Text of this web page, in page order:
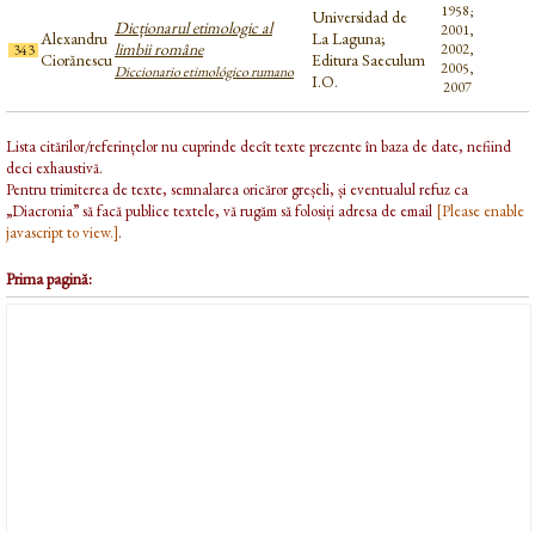
343
Alexandru
Ciorănescu
Dicționarul etimologic al
limbii române
Diccionario etimológico rumano
Universidad de
La Laguna;
Editura Saeculum
I.O.
1958;
2001,
2002,
2005,
2007
Lista citărilor/referințelor nu cuprinde decît texte prezente în baza de date, nefiind
deci exhaustivă.
Pentru trimiterea de texte, semnalarea oricăror greșeli, și eventualul refuz ca
„Diacronia” să facă publice textele, vă rugăm să folosiți adresa de email [Please enable
javascript to view.].
Prima pagină: